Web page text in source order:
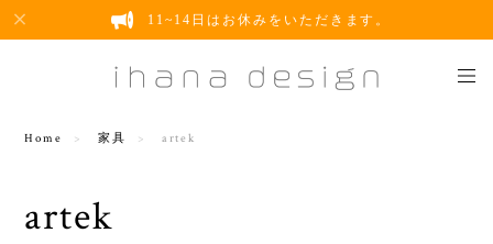
11~14日はお休みをいただきます。
Home 家具 artek
artek